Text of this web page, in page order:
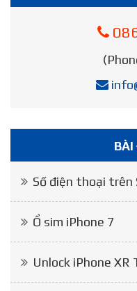
BÀI
Số điện thoại trên
Ổ sim iPhone 7
Unlock iPhone XR